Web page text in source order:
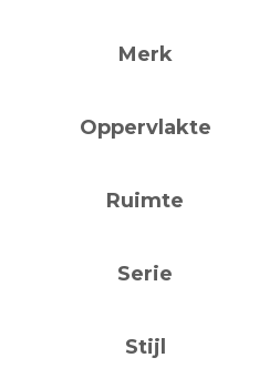
Merk
Oppervlakte
Ruimte
Serie
Stijl